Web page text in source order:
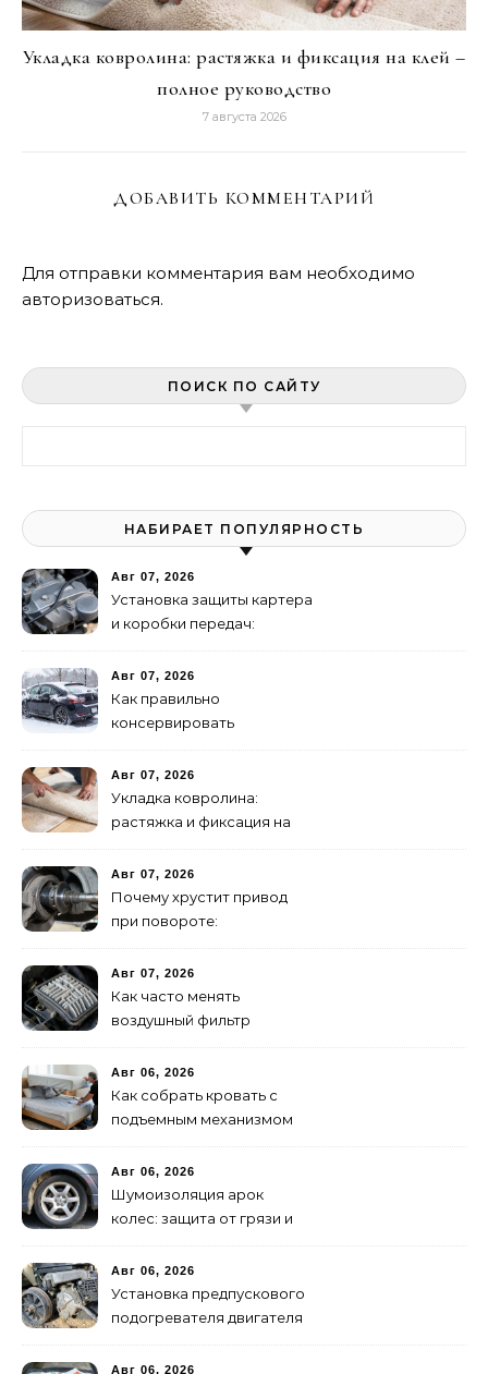
Укладка ковролина: растяжка и фиксация на клей –
полное руководство
7 августа 2026
ДОБАВИТЬ КОММЕНТАРИЙ
Для отправки комментария вам необходимо
авторизоваться.
ПОИСК ПО САЙТУ
НАБИРАЕТ ПОПУЛЯРНОСТЬ
Авг 07, 2026
Установка защиты картера
и коробки передач:
Авг 07, 2026
Как правильно
консервировать
пошаговая инструкция
Авг 07, 2026
Укладка ковролина:
растяжка и фиксация на
руководство
Авг 07, 2026
Почему хрустит привод
при повороте:
Авг 07, 2026
Как часто менять
воздушный фильтр
признаки износа
Авг 06, 2026
Как собрать кровать с
подъемным механизмом
инструкция
Авг 06, 2026
Шумоизоляция арок
колес: защита от грязи и
Авг 06, 2026
Установка предпускового
подогревателя двигателя
Авг 06, 2026